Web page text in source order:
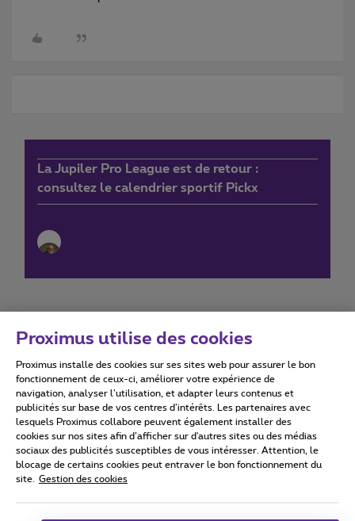
La Jupiler Pro League est de retour :
consultez le calendrier sportif Pickx
Conditions d'utilisation Accessibility statement
Tous droits réservés. © 2026 Proximus
Conditions générales, info consommateur
Proximus utilise des cookies
Proximus installe des cookies sur ses sites web pour assurer le bon
fonctionnement de ceux-ci, améliorer votre expérience de
navigation, analyser l’utilisation, et adapter leurs contenus et
publicités sur base de vos centres d’intérêts. Les partenaires avec
lesquels Proximus collabore peuvent également installer des
cookies sur nos sites afin d’afficher sur d'autres sites ou des médias
sociaux des publicités susceptibles de vous intéresser. Attention, le
blocage de certains cookies peut entraver le bon fonctionnement du
site.
Gestion des cookies